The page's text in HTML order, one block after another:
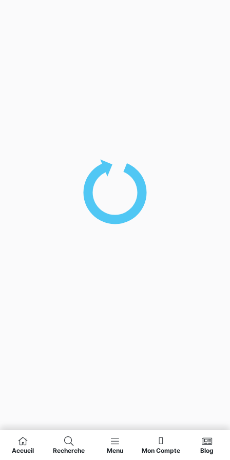
Accueil Recherche Menu Mon Compte Blog